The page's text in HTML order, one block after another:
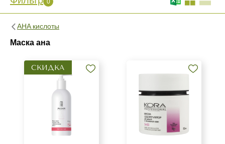
AHA кислоты
Маска ана
Фильтр 0
GiGi
Green Matrix
СКИДКА